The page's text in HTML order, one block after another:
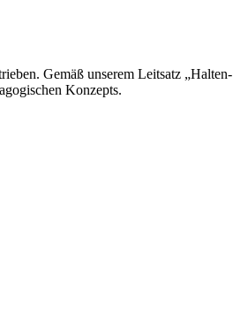
Gemäß unserem Leitsatz „Halten-
Konzepts.